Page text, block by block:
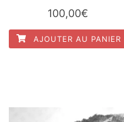
100,00€
AJOUTER AU PANIER